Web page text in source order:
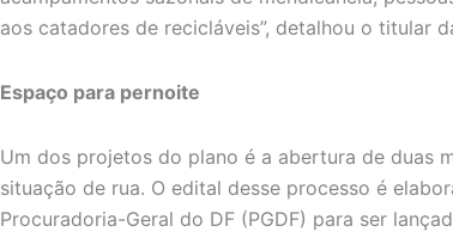
aos catadores de recicláveis”, detalhou o titular
Espaço para pernoite
Um dos projetos do plano é a abertura de duas
situação de rua. O edital desse processo é
Procuradoria-Geral do DF (PGDF) para ser